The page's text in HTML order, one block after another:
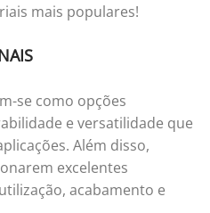
mais populares!
se como opções
e versatilidade que
Além disso,
excelentes
acabamento e